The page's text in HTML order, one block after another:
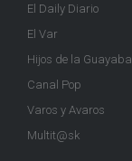
El Daily Diario
El Var
Hijos de la Guayaba
Canal Pop
Varos y Avaros
Multit@sk